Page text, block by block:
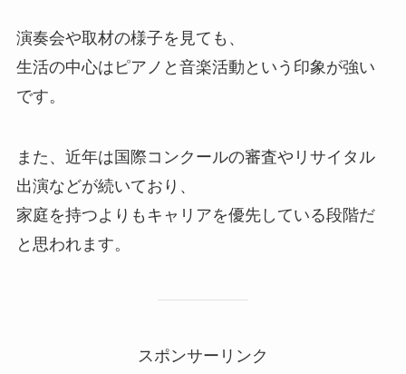
演奏会や取材の様子を見ても、
生活の中心はピアノと音楽活動という印象が強い
です。
また、近年は国際コンクールの審査やリサイタル
出演などが続いており、
家庭を持つよりもキャリアを優先している段階だ
と思われます。
スポンサーリンク